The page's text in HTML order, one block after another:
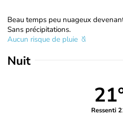
Beau temps peu nuageux
Sans précipitations.
Aucun risque de pluie
Nuit
Ressenti